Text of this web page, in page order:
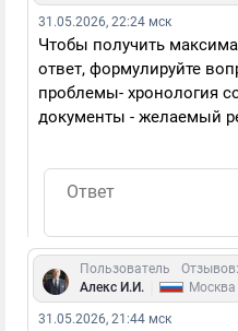
31.05.2026, 22:24 мск
Чтобы получить
ответ, формулируйте
проблемы- хронология
документы - желаемый
Пользователь
Алекс И.И.
Москва
31.05.2026, 21:44 мск